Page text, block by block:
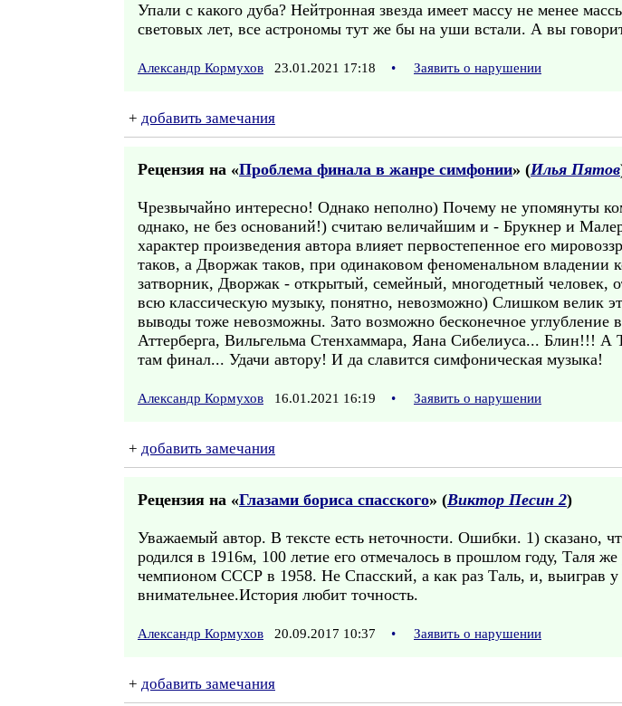
Упали с какого дуба? Нейтронная звезда имеет массу не менее
световых лет, все астрономы тут же бы на уши встали. А вы
Александр Кормухов 23.01.2021 17:18 • Заявить о нарушении
+ добавить замечания
Рецензия на «Проблема финала в жанре симфонии» (Илья Пятов
Чрезвычайно интересно! Однако неполно) Почему не упомянуты
однако, не без оснований!) считаю величайшим и - Брукнер и
характер произведения автора влияет первостепенное его
таков, а Дворжак таков, при одинаковом феноменальном владении
затворник, Дворжак - открытый, семейный, многодетный человек,
всю классическую музыку, понятно, невозможно) Слишком велик
выводы тоже невозможны. Зато возможно бесконечное углубление
Аттерберга, Вильгельма Стенхаммара, Яана Сибелиуса... Блин!!! А
там финал... Удачи автору! И да славится симфоническая музыка!
Александр Кормухов 16.01.2021 16:19 • Заявить о нарушении
+ добавить замечания
Рецензия на «Глазами бориса спасского» (Виктор Песин 2)
Уважаемый автор. В тексте есть неточности. Ошибки. 1) сказано,
родился в 1916м, 100 летие его отмечалось в прошлом году, Таля
чемпионом СССР в 1958. Не Спасский, а как раз Таль, и, выиграв
внимательнее.История любит точность.
Александр Кормухов 20.09.2017 10:37 • Заявить о нарушении
+ добавить замечания